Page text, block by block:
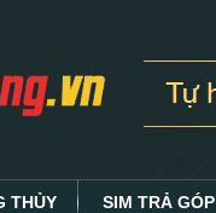
THỦY SIM TRẢ GÓP